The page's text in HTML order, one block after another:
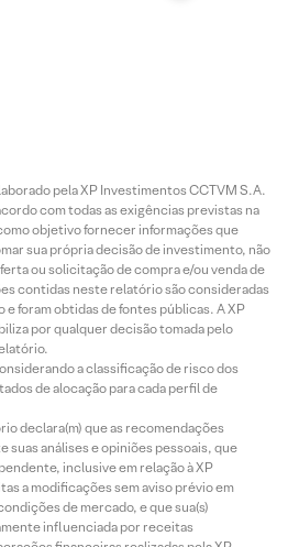
pela XP Investimentos CCTVM S.A.
com todas as exigências previstas na
objetivo fornecer informações que
sua própria decisão de investimento, não
ou solicitação de compra e/ou venda de
contidas neste relatório são consideradas
e foram obtidas de fontes públicas. A XP
por qualquer decisão tomada pelo
a classificação de risco dos
de alocação para cada perfil de
declara(m) que as recomendações
análises e opiniões pessoais, que
inclusive em relação à XP
a modificações sem aviso prévio em
de mercado, e que sua(s)
influenciada por receitas